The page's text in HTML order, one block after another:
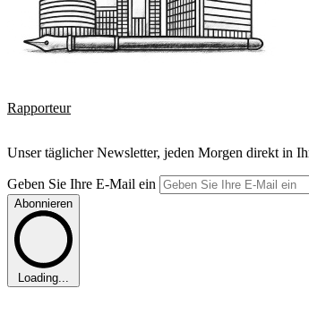
Rapporteur
Unser täglicher Newsletter, jeden Morgen direkt in
Geben Sie Ihre E-Mail ein
Abonnieren
Loading...